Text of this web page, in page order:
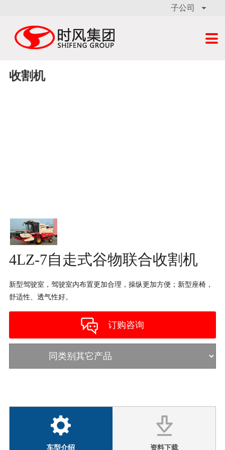
子公司 

收割机
4LZ-7自走式谷物联合收割机
新型驾驶室，驾驶室内布置更加合理，操纵更加方便；新型座椅，
舒适性、透气性好。
订购咨询
车型介绍 资料下载